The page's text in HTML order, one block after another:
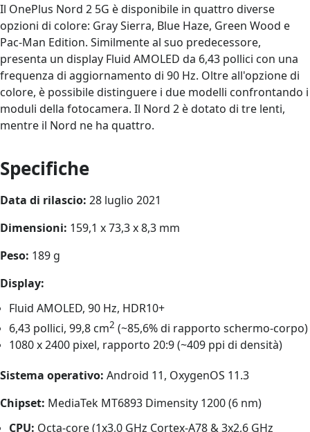
Il OnePlus Nord 2 5G è disponibile in quattro diverse
opzioni di colore: Gray Sierra, Blue Haze, Green Wood e
Pac-Man Edition. Similmente al suo predecessore,
presenta un display Fluid AMOLED da 6,43 pollici con una
frequenza di aggiornamento di 90 Hz. Oltre all'opzione di
colore, è possibile distinguere i due modelli confrontando i
moduli della fotocamera. Il Nord 2 è dotato di tre lenti,
mentre il Nord ne ha quattro.
Specifiche
Data di rilascio: 28 luglio 2021
Dimensioni: 159,1 x 73,3 x 8,3 mm
Peso: 189 g
Display:
Fluid AMOLED, 90 Hz, HDR10+
6,43 pollici, 99,8 cm2 (~85,6% di rapporto schermo-corpo)
1080 x 2400 pixel, rapporto 20:9 (~409 ppi di densità)
Sistema operativo: Android 11, OxygenOS 11.3
Chipset: MediaTek MT6893 Dimensity 1200 (6 nm)
CPU: Octa-core (1x3,0 GHz Cortex-A78 & 3x2,6 GHz